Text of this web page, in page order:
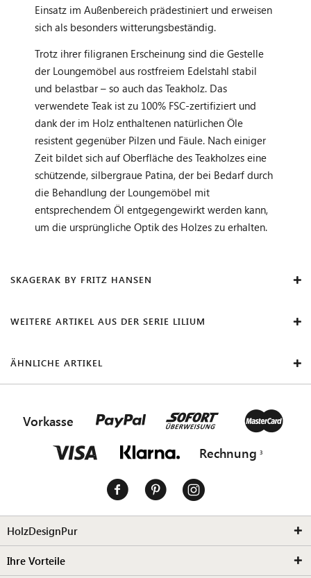
Einsatz im Außenbereich prädestiniert und erweisen
sich als besonders witterungsbeständig.
Trotz ihrer filigranen Erscheinung sind die Gestelle
der Loungemöbel aus rostfreiem Edelstahl stabil
und belastbar – so auch das Teakholz. Das
verwendete Teak ist zu 100% FSC-zertifiziert und
dank der im Holz enthaltenen natürlichen Öle
resistent gegenüber Pilzen und Fäule. Nach einiger
Zeit bildet sich auf Oberfläche des Teakholzes eine
schützende, silbergraue Patina, der bei Bedarf durch
die Behandlung der Loungemöbel mit
entsprechendem Öl entgegengewirkt werden kann,
um die ursprüngliche Optik des Holzes zu erhalten.
SKAGERAK BY FRITZ HANSEN
WEITERE ARTIKEL AUS DER SERIE LILIUM
ÄHNLICHE ARTIKEL
Vorkasse
Rechnung
HolzDesignPur
Ihre Vorteile